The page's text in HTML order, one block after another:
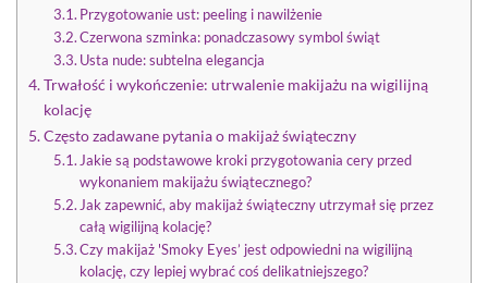
Przygotowanie ust: peeling i nawilżenie
Czerwona szminka: ponadczasowy symbol świąt
Usta nude: subtelna elegancja
Trwałość i wykończenie: utrwalenie makijażu na wigilijną
kolację
Często zadawane pytania o makijaż świąteczny
Jakie są podstawowe kroki przygotowania cery przed
wykonaniem makijażu świątecznego?
Jak zapewnić, aby makijaż świąteczny utrzymał się przez
całą wigilijną kolację?
Czy makijaż 'Smoky Eyes’ jest odpowiedni na wigilijną
kolację, czy lepiej wybrać coś delikatniejszego?